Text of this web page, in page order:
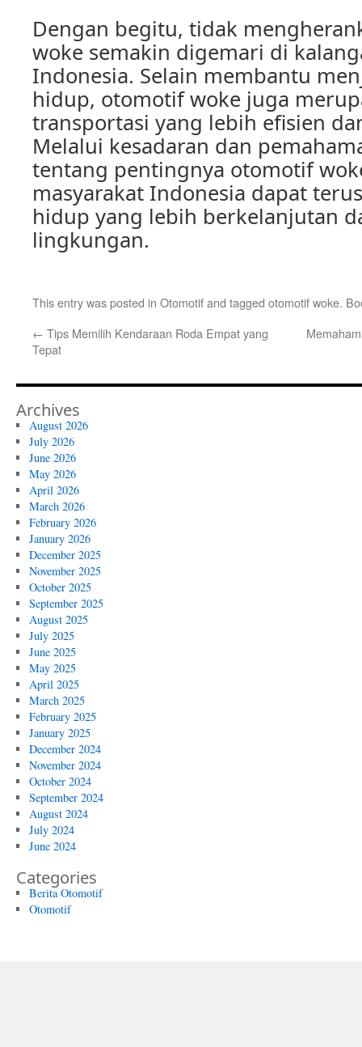
Dengan begitu, tidak
woke semakin digemari di
Indonesia. Selain membantu
hidup, otomotif woke juga
transportasi yang lebih efisien
Melalui kesadaran dan
tentang pentingnya otomotif
masyarakat Indonesia dapat
hidup yang lebih berkelanjutan
lingkungan.
This entry was posted in Otomotifand tagged otomotif woke.
← Tips Memilih Kendaraan Roda Empat yang
Tepat
Archives
August 2026
July 2026
June 2026
May 2026
April 2026
March 2026
February 2026
January 2026
December 2025
November 2025
October 2025
September 2025
August 2025
July 2025
June 2025
May 2025
April 2025
March 2025
February 2025
January 2025
December 2024
November 2024
October 2024
September 2024
August 2024
July 2024
June 2024
Categories
Berita Otomotif
Otomotif